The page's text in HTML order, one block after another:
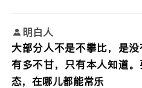
明白人
大部分人不是不攀比，是
有多不甘，只有本人知道
态，在哪儿都能常乐